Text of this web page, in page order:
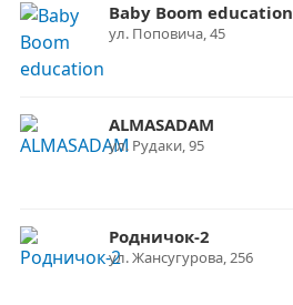
Baby Boom education
​ул. Поповича, 45
ALMASADAM
ул. Рудаки, 95
Родничок-2
ул. Жансугурова, 256